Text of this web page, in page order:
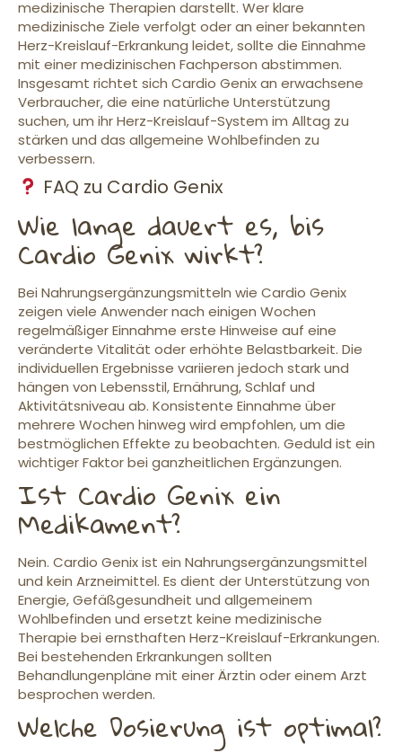
medizinische Therapien darstellt. Wer klare
medizinische Ziele verfolgt oder an einer bekannten
Herz-Kreislauf-Erkrankung leidet, sollte die Einnahme
mit einer medizinischen Fachperson abstimmen.
Insgesamt richtet sich Cardio Genix an erwachsene
Verbraucher, die eine natürliche Unterstützung
suchen, um ihr Herz-Kreislauf-System im Alltag zu
stärken und das allgemeine Wohlbefinden zu
verbessern.
FAQ zu Cardio Genix
Wie lange dauert es, bis
Cardio Genix wirkt?
Bei Nahrungsergänzungsmitteln wie Cardio Genix
zeigen viele Anwender nach einigen Wochen
regelmäßiger Einnahme erste Hinweise auf eine
veränderte Vitalität oder erhöhte Belastbarkeit. Die
individuellen Ergebnisse variieren jedoch stark und
hängen von Lebensstil, Ernährung, Schlaf und
Aktivitätsniveau ab. Konsistente Einnahme über
mehrere Wochen hinweg wird empfohlen, um die
bestmöglichen Effekte zu beobachten. Geduld ist ein
wichtiger Faktor bei ganzheitlichen Ergänzungen.
Ist Cardio Genix ein
Medikament?
Nein. Cardio Genix ist ein Nahrungsergänzungsmittel
und kein Arzneimittel. Es dient der Unterstützung von
Energie, Gefäßgesundheit und allgemeinem
Wohlbefinden und ersetzt keine medizinische
Therapie bei ernsthaften Herz-Kreislauf-Erkrankungen.
Bei bestehenden Erkrankungen sollten
Behandlungenpläne mit einer Ärztin oder einem Arzt
besprochen werden.
Welche Dosierung ist optimal?